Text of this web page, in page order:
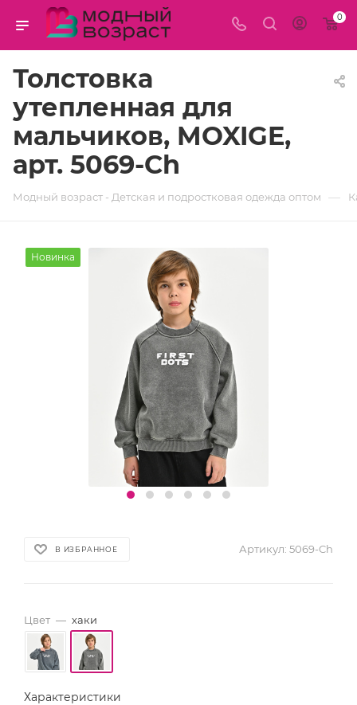
0
Толстовка
утепленная для
мальчиков, MOXIGE,
арт. 5069-Ch
Модный возраст - Детская и подростковая одежда оптом —
Новинка
В ИЗБРАННОЕ Артикул: 5069-Ch
Цвет — хаки
Характеристики